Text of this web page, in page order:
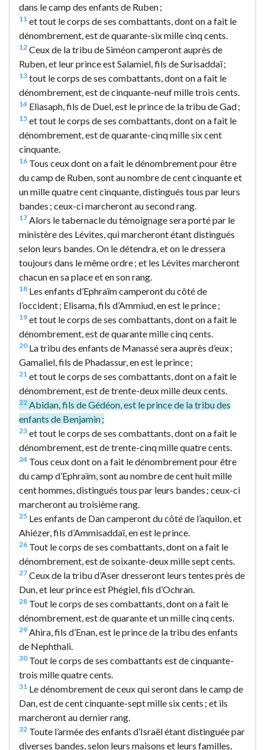
dans le camp des enfants de Ruben ;
11 et tout le corps de ses combattants, dont on a fait le
dénombrement, est de quarante-six mille cinq cents.
12 Ceux de la tribu de Siméon camperont auprès de
Ruben, et leur prince est Salamiel, fils de Surisaddaï ;
13 tout le corps de ses combattants, dont on a fait le
dénombrement, est de cinquante-neuf mille trois cents.
14 Eliasaph, fils de Duel, est le prince de la tribu de Gad ;
15 et tout le corps de ses combattants, dont on a fait le
dénombrement, est de quarante-cinq mille six cent
cinquante.
16 Tous ceux dont on a fait le dénombrement pour être
du camp de Ruben, sont au nombre de cent cinquante et
un mille quatre cent cinquante, distingués tous par leurs
bandes ; ceux-ci marcheront au second rang.
17 Alors le tabernacle du témoignage sera porté par le
ministère des Lévites, qui marcheront étant distingués
selon leurs bandes. On le détendra, et on le dressera
toujours dans le même ordre ; et les Lévites marcheront
chacun en sa place et en son rang.
18 Les enfants d’Ephraïm camperont du côté de
l’occident ; Elisama, fils d’Ammiud, en est le prince ;
19 et tout le corps de ses combattants, dont on a fait le
dénombrement, est de quarante mille cinq cents.
20La tribu des enfants de Manassé sera auprès d’eux ;
Gamaliel, fils de Phadassur, en est le prince ;
21 et tout le corps de ses combattants, dont on a fait le
dénombrement, est de trente-deux mille deux cents.
22 Abidan, fils de Gédéon, est le prince de la tribu des
enfants de Benjamin ;
23 et tout le corps de ses combattants, dont on a fait le
dénombrement, est de trente-cinq mille quatre cents.
24 Tous ceux dont on a fait le dénombrement pour être
du camp d’Ephraïm, sont au nombre de cent huit mille
cent hommes, distingués tous par leurs bandes ; ceux-ci
marcheront au troisième rang.
25 Les enfants de Dan camperont du côté de l’aquilon, et
Ahiézer, fils d’Ammisaddaï, en est le prince.
26 Tout le corps de ses combattants, dont on a fait le
dénombrement, est de soixante-deux mille sept cents.
27 Ceux de la tribu d’Aser dresseront leurs tentes près de
Dun, et leur prince est Phégiel, fils d’Ochran.
28 Tout le corps de ses combattants, dont on a fait le
dénombrement, est de quarante et un mille cinq cents.
29 Ahira, fils d’Enan, est le prince de la tribu des enfants
de Nephthali.
30Tout le corps de ses combattants est de cinquante-
trois mille quatre cents.
31 Le dénombrement de ceux qui seront dans le camp de
Dan, est de cent cinquante-sept mille six cents ; et ils
marcheront au dernier rang.
32 Toute l’armée des enfants d’Israël étant distinguée par
diverses bandes, selon leurs maisons et leurs familles,